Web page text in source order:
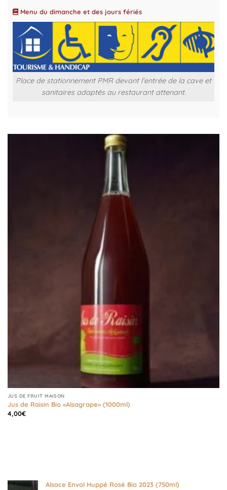
Menu du dimanche et des jours fériés
Place de stationnement PMR devant l’entrée de la cave et
sanitaires adaptés au restaurant attenant.
JUS DE FRUIT MAISON
Jus de Raisin Bio «Alsagrape» (1000ml)
4,00€
Alsace Envol Huppé Rosé Bio 2023 (750ml)